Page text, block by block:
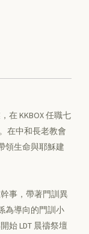
在 KKBOX 任職七
在中和長老教會
領生命與耶穌建
事，帶著門訓異
為導向的門訓小
始 LDT 晨禱祭壇